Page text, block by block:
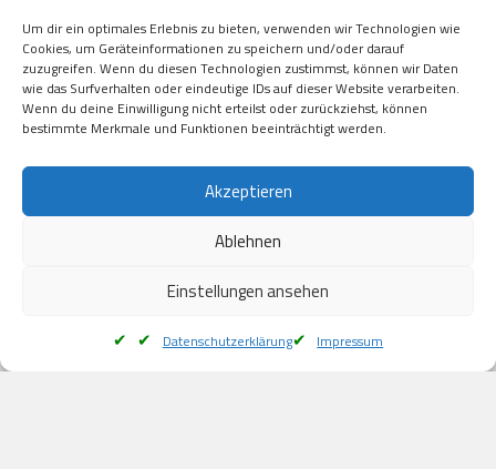
Um dir ein optimales Erlebnis zu bieten, verwenden wir Technologien wie
Cookies, um Geräteinformationen zu speichern und/oder darauf
zuzugreifen. Wenn du diesen Technologien zustimmst, können wir Daten
wie das Surfverhalten oder eindeutige IDs auf dieser Website verarbeiten.
Wenn du deine Einwilligung nicht erteilst oder zurückziehst, können
bestimmte Merkmale und Funktionen beeinträchtigt werden.
Akzeptieren
Ablehnen
Einstellungen ansehen
Datenschutzerklärung Impressum
Kauf auf Rechung
Klarna
American Express